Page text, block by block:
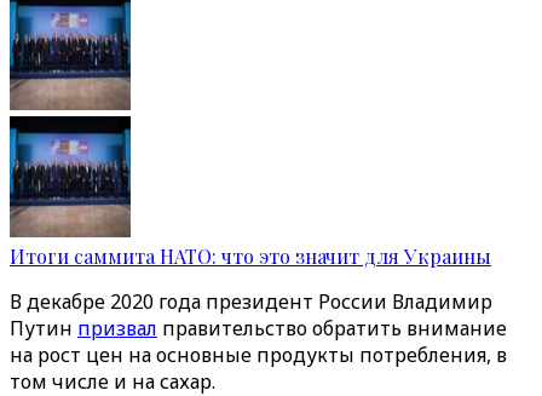
Итоги саммита НАТО: что это значит для Украины
В декабре 2020 года президент России Владимир
Путин призвал правительство обратить внимание
на рост цен на основные продукты потребления, в
том числе и на сахар.